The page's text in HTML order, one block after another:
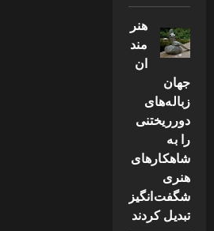
هنر
مند
ان
جهان
زباله‌های
دورریختنی
را به
شاهکارهای
هنری
شگفت‌انگیز
تبدیل کردند